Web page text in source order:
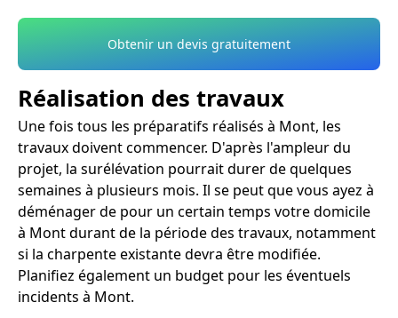
Obtenir un devis gratuitement
Réalisation des travaux
Une fois tous les préparatifs réalisés à Mont, les
travaux doivent commencer. D'après l'ampleur du
projet, la surélévation pourrait durer de quelques
semaines à plusieurs mois. Il se peut que vous ayez à
déménager de pour un certain temps votre domicile
à Mont durant de la période des travaux, notamment
si la charpente existante devra être modifiée.
Planifiez également un budget pour les éventuels
incidents à Mont.